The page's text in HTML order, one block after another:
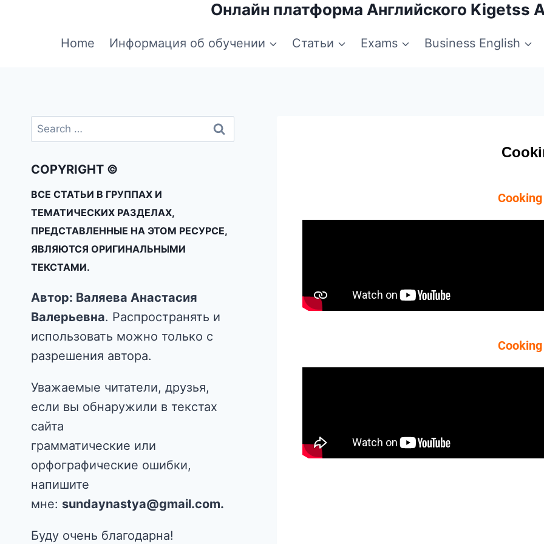
Онлайн платформа Английского Kigetss
Home Информация об обучении Статьи Exams Business English
COPYRIGHT ©
ВСЕ СТАТЬИ В ГРУППАХ И
ТЕМАТИЧЕСКИХ РАЗДЕЛАХ,
ПРЕДСТАВЛЕННЫЕ НА ЭТОМ РЕСУРСЕ,
ЯВЛЯЮТСЯ ОРИГИНАЛЬНЫМИ
ТЕКСТАМИ.
Автор: Валяева Анастасия
Валерьевна. Распространять и
использовать можно только с
разрешения автора.
Уважаемые читатели, друзья,
если вы обнаружили в текстах
сайта
грамматические или
орфографические ошибки,
напишите
мне: sundaynastya@gmail.com.
Буду очень благодарна!